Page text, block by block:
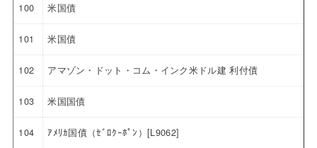
100 米国債
101 米国債
102 アマゾン・ドット・コム・インク米ドル建 利付債
103 米国国債
104 ｱﾒﾘｶ国債（ｾﾞﾛｸｰﾎﾟﾝ）[L9062]